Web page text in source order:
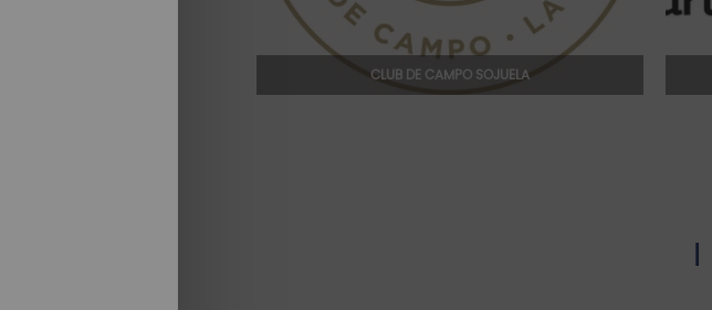
CLUB DE CAMPO SOJUELA
I